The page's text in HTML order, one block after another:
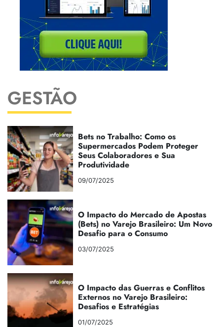
GESTÃO
Bets no Trabalho: Como os
Supermercados Podem Proteger
Seus Colaboradores e Sua
Produtividade
09/07/2025
O Impacto do Mercado de Apostas
(Bets) no Varejo Brasileiro: Um Novo
Desafio para o Consumo
03/07/2025
O Impacto das Guerras e Conflitos
Externos no Varejo Brasileiro:
Desafios e Estratégias
01/07/2025